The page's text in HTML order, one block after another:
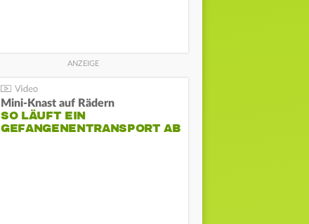
Mini-Knast auf Rädern
SO LÄUFT EIN
GEFANGENENTRANSPORT AB